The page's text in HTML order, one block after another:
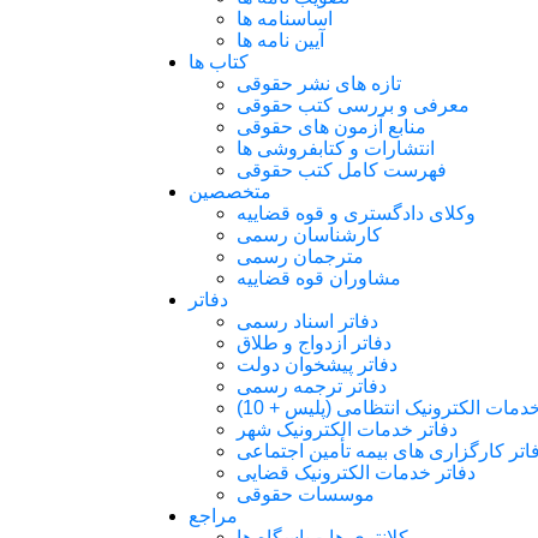
اساسنامه ها
آیین نامه ها
کتاب ها
تازه های نشر حقوقی
معرفی و بررسی کتب حقوقی
منابع آزمون های حقوقی
انتشارات و کتابفروشی ها
فهرست کامل کتب حقوقی
متخصصین
وکلای دادگستری و قوه قضاییه
کارشناسان رسمی
مترجمان رسمی
مشاوران قوه قضاییه
دفاتر
دفاتر اسناد رسمی
دفاتر ازدواج و طلاق
دفاتر پیشخوان دولت
دفاتر ترجمه رسمی
الکترونیک انتظامی (پلیس + 10)
دفاتر خدمات الکترونیک شهر
کارگزاری های بیمه تأمین اجتماعی
دفاتر خدمات الکترونیک قضایی
موسسات حقوقی
مراجع